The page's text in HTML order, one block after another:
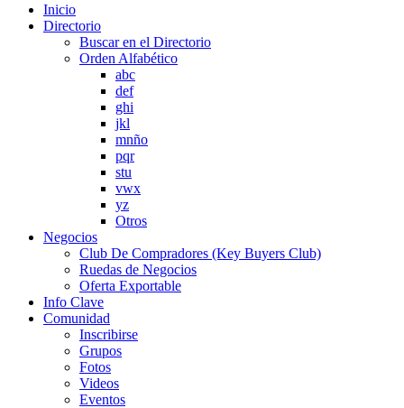
Inicio
Directorio
Buscar en el Directorio
Orden Alfabético
abc
def
ghi
jkl
mnño
pqr
stu
vwx
yz
Otros
Negocios
Club De Compradores (Key Buyers Club)
Ruedas de Negocios
Oferta Exportable
Info Clave
Comunidad
Inscribirse
Grupos
Fotos
Videos
Eventos